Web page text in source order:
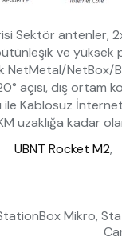
Sektör antenler,
ve yüksek
NetMetal/NetBox/
açısı, dış ortam
ile Kablosuz
uzaklığa kadar
UBNT Rocket M2,
Mikro,